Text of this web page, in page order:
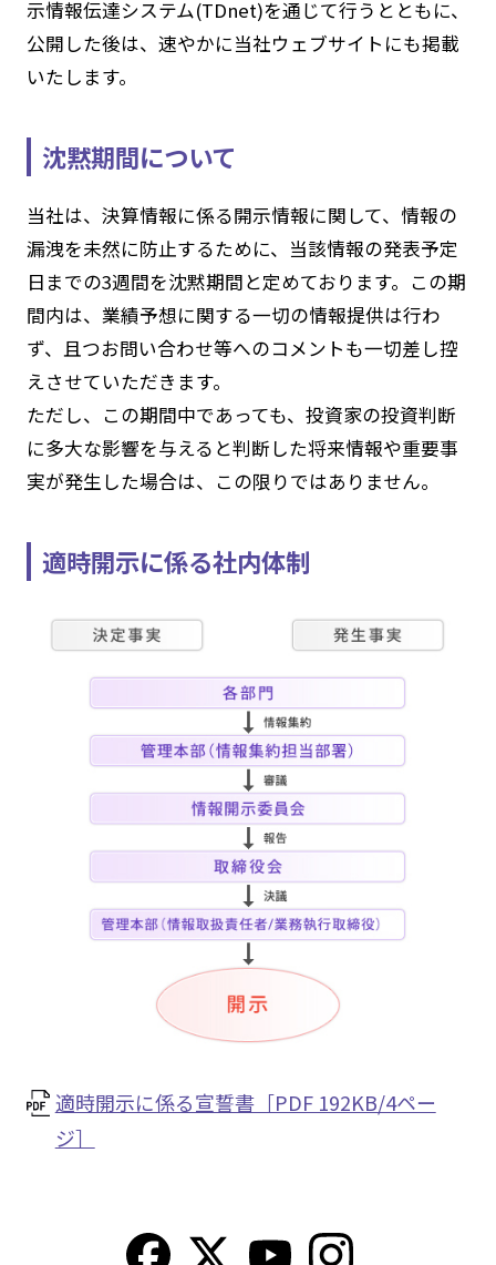
示情報伝達システム(TDnet)を通じて行うとともに、
公開した後は、速やかに当社ウェブサイトにも掲載
いたします。
沈黙期間について
当社は、決算情報に係る開示情報に関して、情報の
漏洩を未然に防止するために、当該情報の発表予定
日までの3週間を沈黙期間と定めております。この期
間内は、業績予想に関する一切の情報提供は行わ
ず、且つお問い合わせ等へのコメントも一切差し控
えさせていただきます。
ただし、この期間中であっても、投資家の投資判断
に多大な影響を与えると判断した将来情報や重要事
実が発生した場合は、この限りではありません。
適時開示に係る社内体制
適時開示に係る宣誓書［PDF 192KB/4ペー
ジ］